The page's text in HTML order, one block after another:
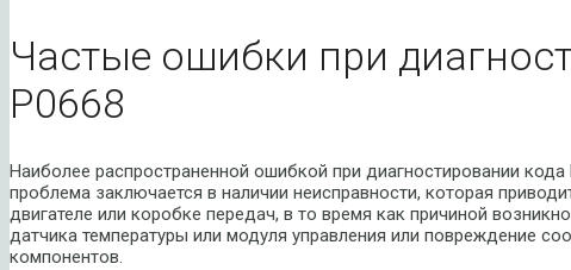
Частые ошибки при
P0668
Наиболее распространенной ошибкой при диагностировании кода
проблема заключается в наличии неисправности, которая
двигателе или коробке передач, в то время как причиной
датчика температуры или модуля управления или повреждение
компонентов.